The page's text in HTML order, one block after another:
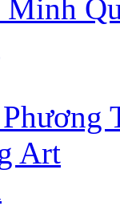
Minh
Art